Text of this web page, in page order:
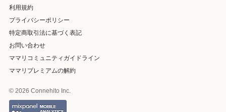
利用規約
プライバシーポリシー
特定商取引法に基づく表記
お問い合わせ
ママリコミュニティガイドライン
ママリプレミアムの解約
© 2026 Connehito Inc.